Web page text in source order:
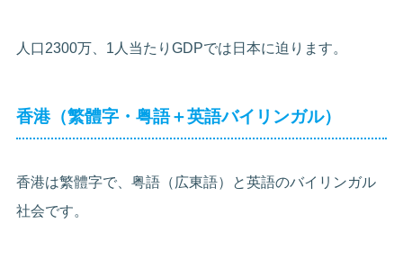
人口2300万、1人当たりGDPでは日本に迫ります。
香港（繁體字・粤語＋英語バイリンガル）
香港は繁體字で、粤語（広東語）と英語のバイリンガル
社会です。